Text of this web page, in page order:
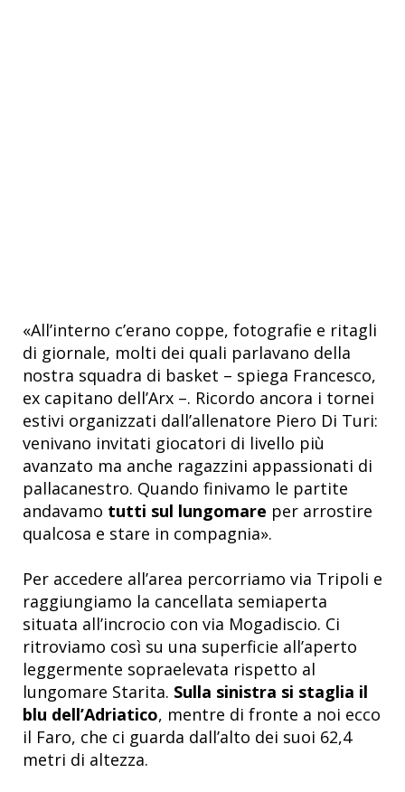
«All’interno c’erano coppe, fotografie e ritagli
di giornale, molti dei quali parlavano della
nostra squadra di basket – spiega Francesco,
ex capitano dell’Arx –. Ricordo ancora i tornei
estivi organizzati dall’allenatore Piero Di Turi:
venivano invitati giocatori di livello più
avanzato ma anche ragazzini appassionati di
pallacanestro. Quando finivamo le partite
andavamo tutti sul lungomare per arrostire
qualcosa e stare in compagnia».
Per accedere all’area percorriamo via Tripoli e
raggiungiamo la cancellata semiaperta
situata all’incrocio con via Mogadiscio. Ci
ritroviamo così su una superficie all’aperto
leggermente sopraelevata rispetto al
lungomare Starita. Sulla sinistra si staglia il
blu dell’Adriatico, mentre di fronte a noi ecco
il Faro, che ci guarda dall’alto dei suoi 62,4
metri di altezza.